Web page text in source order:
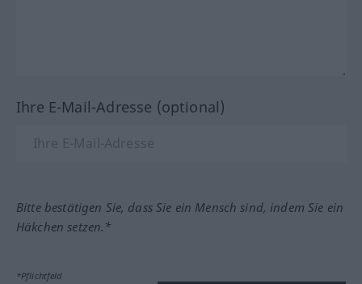
Ihre E-Mail-Adresse (optional)
Bitte bestätigen Sie, dass Sie ein Mensch sind, indem Sie ein
Häkchen setzen.*
*Pflichtfeld